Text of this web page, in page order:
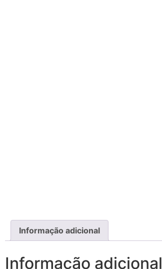
Informação adicional
Informação adicional